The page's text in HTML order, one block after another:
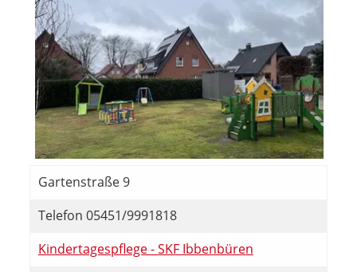
Gartenstraße 9
Telefon 05451/9991818
Kindertagespflege - SKF Ibbenbüren